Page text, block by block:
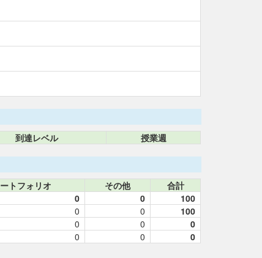
到達レベル 授業週
トフォリオ その他
合計
0 0
100
0 0
100
0 0
0
0 0 0